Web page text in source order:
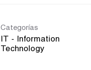
Categorías
IT - Information
Technology